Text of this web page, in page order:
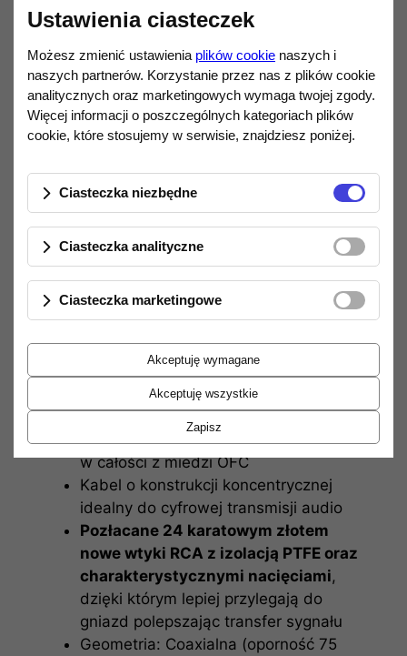
kablaSBC1160przeznaczony do połączenia
popularny jest m.in. w odtwarzaczach CD,
laptopach, telewizorach, DAC-ach,
procesorach dźwięku, tunerach DVB-T i
satelitarnych, amplitunerach kina
konsolach Playstation lub Xbox.
Kabel zakończony jest nowej konstrukcji,
pozłacanymi wtyki RCA z
charakterystycznymi nacięciami lepiej
przylegające do gniazd.
Cechy:
Miedź beztlenowa OFC: 99.99%
Drut o przekroju 1.05mm^2 wykonany
w całości z miedzi OFC
Kabel o konstrukcji koncentrycznej
idealny do cyfrowej transmisji audio
Pozłacane 24 karatowym złotem
nowe wtyki RCA z izolacją PTFE oraz
charakterystycznymi nacięciami,
dzięki którym lepiej przylegają do
gniazd polepszając transfer sygnału
Geometria: Coaxialna (oporność 75
Ustawienia ciasteczek
Możesz zmienić ustawienia plików cookie naszych i
naszych partnerów. Korzystanie przez nas z plików cookie
analitycznych oraz marketingowych wymaga twojej zgody.
Więcej informacji o poszczególnych kategoriach plików
cookie, które stosujemy w serwisie, znajdziesz poniżej.
Ciasteczka niezbędne
Ciasteczka analityczne
Ciasteczka marketingowe
Akceptuję wymagane
Akceptuję wszystkie
Zapisz